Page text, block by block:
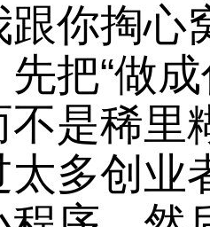
跟你掏心
把“做
不是稀里
太多创业